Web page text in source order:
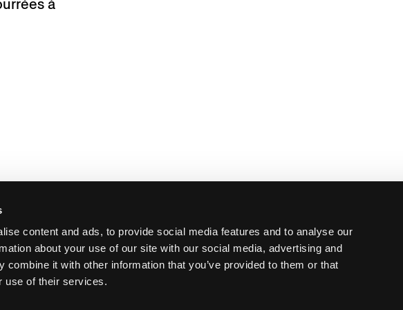
content and ads, to provide social media features and to analyse our
about your use of our site with our social media, advertising and
combine it with other information that you’ve provided to them or that
use of their services.
à